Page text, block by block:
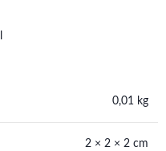
0,01 kg
2 × 2 × 2 cm